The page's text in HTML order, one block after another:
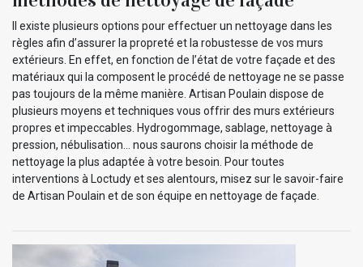
Il existe plusieurs options pour effectuer un nettoyage dans les
règles afin d’assurer la propreté et la robustesse de vos murs
extérieurs. En effet, en fonction de l’état de votre façade et des
matériaux qui la composent le procédé de nettoyage ne se passe
pas toujours de la même manière. Artisan Poulain dispose de
plusieurs moyens et techniques vous offrir des murs extérieurs
propres et impeccables. Hydrogommage, sablage, nettoyage à
pression, nébulisation… nous saurons choisir la méthode de
nettoyage la plus adaptée à votre besoin. Pour toutes
interventions à Loctudy et ses alentours, misez sur le savoir-faire
de Artisan Poulain et de son équipe en nettoyage de façade.